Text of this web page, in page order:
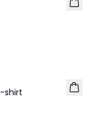
shirt